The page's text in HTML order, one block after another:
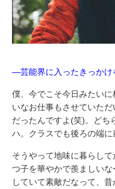
―芸能界に入ったきっかけ
僕、今でこそ今日みたい
いなお仕事もさせていた
だったんですよ(笑)。ど
ハ。クラスでも後ろの端に
そうやって地味に暮らし
つ子を華やかで羨ましい
していて素敵だなって、